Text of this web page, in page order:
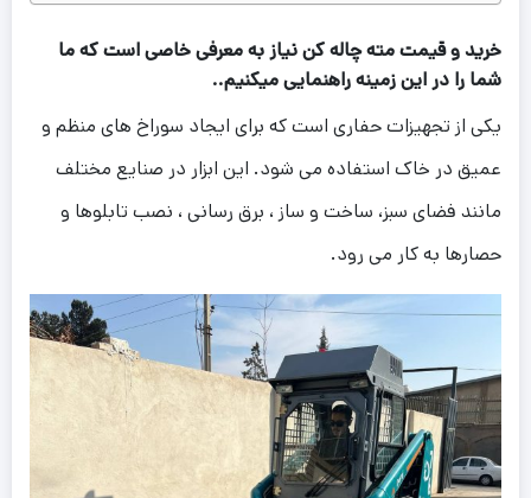
خرید و قیمت مته چاله کن نیاز به معرفی خاصی است که ما
شما را در این زمینه راهنمایی میکنیم..
یکی از تجهیزات حفاری است که برای ایجاد سوراخ های منظم و
عمیق در خاک استفاده می شود. این ابزار در صنایع مختلف
مانند فضای سبز، ساخت و ساز ، برق رسانی ، نصب تابلوها و
حصارها به کار می رود.